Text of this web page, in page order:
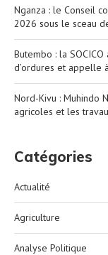
Nganza : le Conseil
2026 sous le sceau
Butembo : la
d’ordures et appelle
Nord-Kivu : Muhindo
agricoles et les
Catégories
Actualité
Agriculture
Analyse Politique